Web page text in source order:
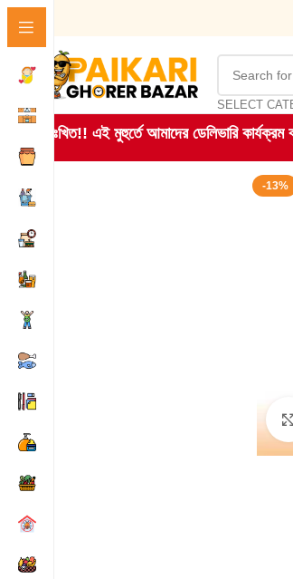
SELECT
দুঃখিত!! এই মুহুর্তে আমাদের ডেলিভারি
-13%